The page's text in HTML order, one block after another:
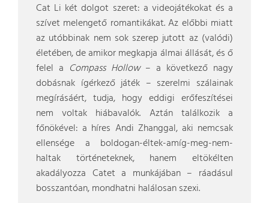
Cat Li két dolgot szeret: a videojátékokat és a
szívet melengető romantikákat. Az előbbi miatt
az utóbbinak nem sok szerep jutott az (valódi)
életében, de amikor megkapja álmai állását, és ő
felel a Compass Hollow– a következő nagy
dobásnak ígérkező játék – szerelmi szálainak
megírásáért, tudja, hogy eddigi erőfeszítései
nem voltak hiábavalók. Aztán találkozik a
főnökével: a híres Andi Zhanggal, aki nemcsak
ellensége a boldogan-éltek-amíg-meg-nem-
haltak történeteknek, hanem eltökélten
akadályozza Catet a munkájában – ráadásul
bosszantóan, mondhatni halálosan szexi.